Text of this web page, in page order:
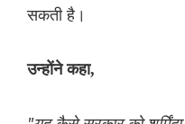
सकती है।
उन्होंने कहा,